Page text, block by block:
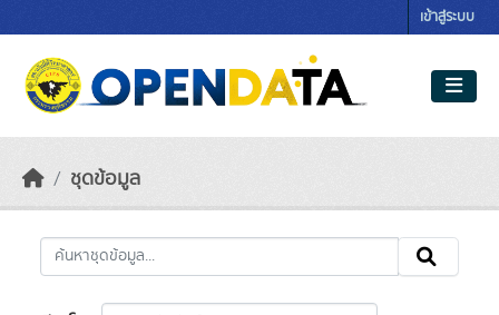
เข้าสู่ระบบ
ชุดข้อมูล